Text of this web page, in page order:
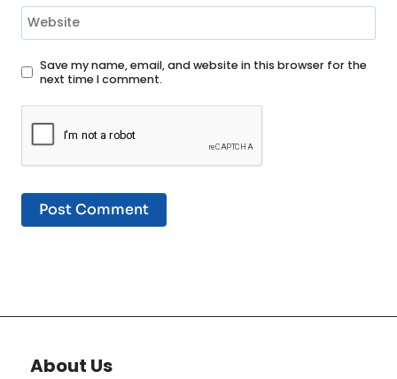
Website
Save my name, email, and website in this browser for the
next time I comment.
About Us